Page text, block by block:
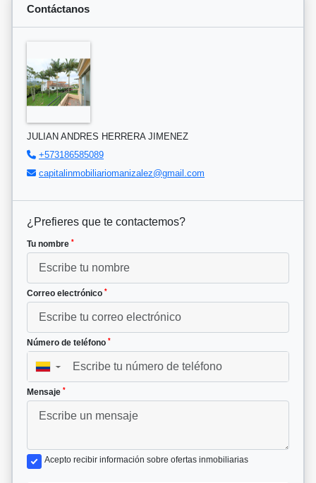
Contáctanos
JULIAN ANDRES HERRERA JIMENEZ
+573186585089
capitalinmobiliariomanizalez@gmail.com
¿Prefieres que te contactemos?
Tu nombre *
Correo electrónico *
Número de teléfono *
▼
Mensaje *
Acepto recibir información sobre ofertas inmobiliarias